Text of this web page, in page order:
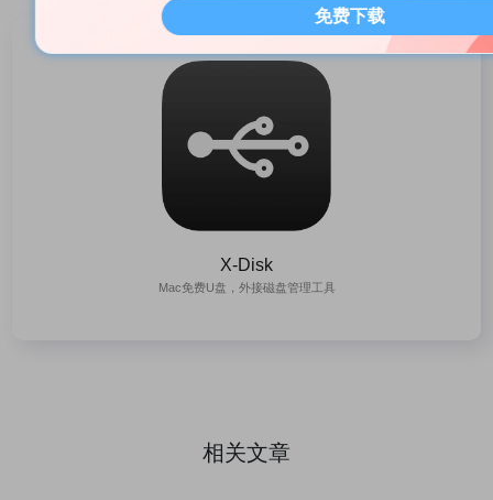
免费下载
X-Disk
Mac免费U盘，外接磁盘管理工具
相关文章